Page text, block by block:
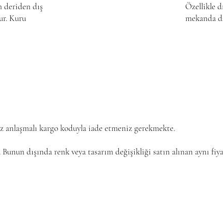
anlaşmalı kargo koduyla iade etmeniz gerekmekte.
dışında renk veya tasarım değişikliği satın alınan aynı
Özellikle
mekanda
deriden dış
Kuru